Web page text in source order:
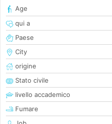
Age
qui a
Paese
City
origine
Stato civile
livello accademico
Fumare